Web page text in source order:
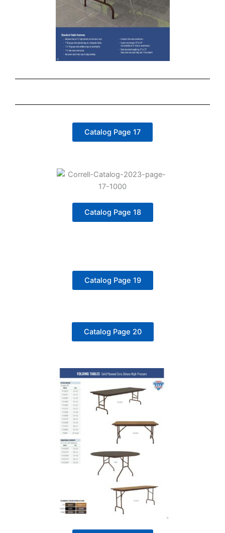
Catalog Page 17
Catalog Page 18
Catalog Page 19
Catalog Page 20